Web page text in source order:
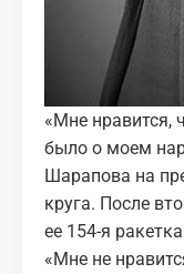
«Мне нравится,
было о моем
Шарапова на
круга. После
ее 154-я
«Мне не